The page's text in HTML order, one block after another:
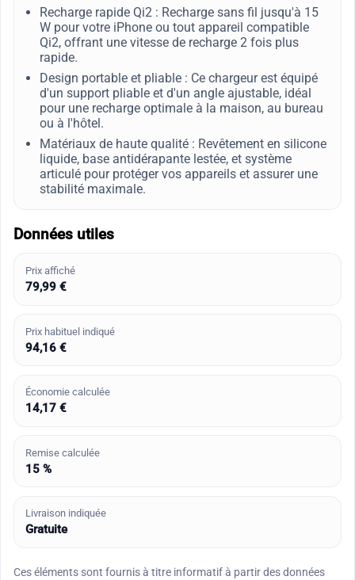
Recharge rapide Qi2 : Recharge sans fil jusqu'à 15
W pour votre iPhone ou tout appareil compatible
Qi2, offrant une vitesse de recharge 2 fois plus
rapide.
Design portable et pliable : Ce chargeur est équipé
d'un support pliable et d'un angle ajustable, idéal
pour une recharge optimale à la maison, au bureau
ou à l'hôtel.
Matériaux de haute qualité : Revêtement en silicone
liquide, base antidérapante lestée, et système
articulé pour protéger vos appareils et assurer une
stabilité maximale.
Données utiles
Prix affiché
79,99 €
Prix habituel indiqué
94,16 €
Économie calculée
14,17 €
Remise calculée
15 %
Livraison indiquée
Gratuite
Ces éléments sont fournis à titre informatif à partir des données